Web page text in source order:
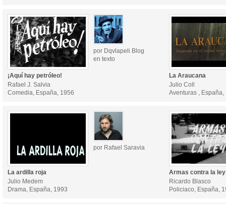
por Dqvlapeli Blog
en texto
¡Aquí hay petróleo!
Rafael J. Salvia
Comedia, España, 1956
La Araucana
Julio Coll
Aventuras , España,
por Rafael Saravia
La ardilla roja
Julio Medem
Drama, España, 1993
Armas contra la ley
Ricardo Blasco
Policiaco, España,